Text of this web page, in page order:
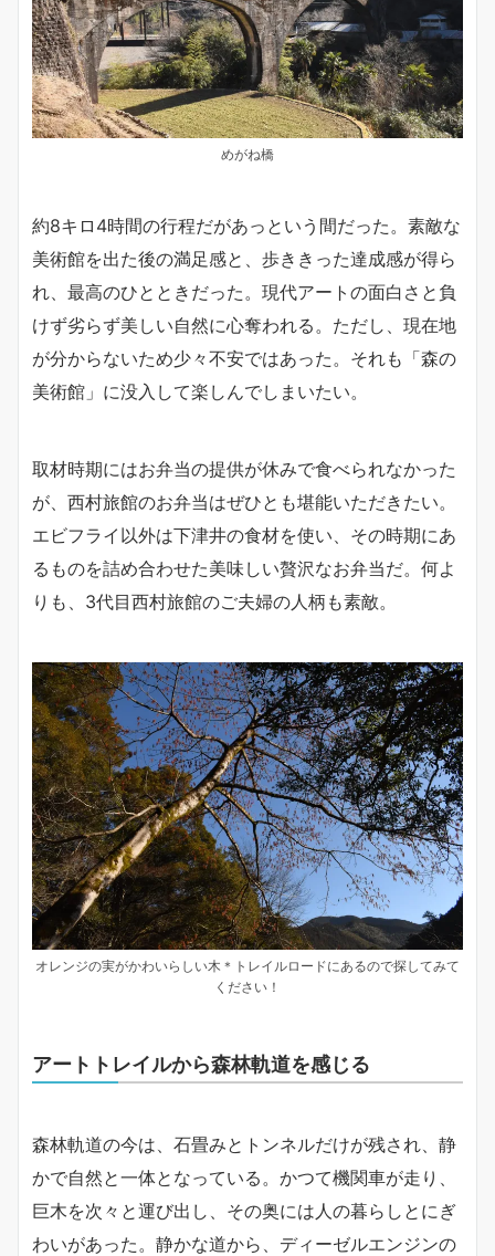
めがね橋
約8キロ4時間の行程だがあっという間だった。素敵な
美術館を出た後の満足感と、歩ききった達成感が得ら
れ、最高のひとときだった。現代アートの面白さと負
けず劣らず美しい自然に心奪われる。ただし、現在地
が分からないため少々不安ではあった。それも「森の
美術館」に没入して楽しんでしまいたい。
取材時期にはお弁当の提供が休みで食べられなかった
が、西村旅館のお弁当はぜひとも堪能いただきたい。
エビフライ以外は下津井の食材を使い、その時期にあ
るものを詰め合わせた美味しい贅沢なお弁当だ。何よ
りも、3代目西村旅館のご夫婦の人柄も素敵。
オレンジの実がかわいらしい木＊トレイルロードにあるので探してみて
ください！
アートトレイルから森林軌道を感じる
森林軌道の今は、石畳みとトンネルだけが残され、静
かで自然と一体となっている。かつて機関車が走り、
巨木を次々と運び出し、その奥には人の暮らしとにぎ
わいがあった。静かな道から、ディーゼルエンジンの